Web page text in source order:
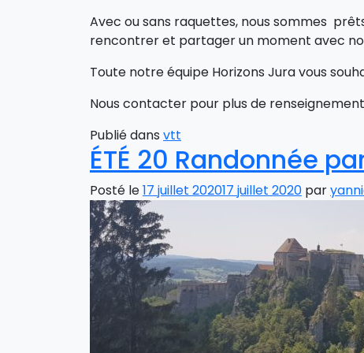
Avec ou sans raquettes, nous sommes
rencontrer et partager un moment avec
Toute notre équipe Horizons Jura vous
Nous contacter pour plus de renseignement
Publié dans vtt
ÉTÉ 20 Randonnée
Posté le17 juillet 202017 juillet 2020 par